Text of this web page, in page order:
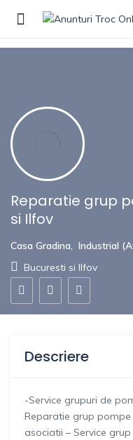
Show Sidebar
Reparatie grup
si Ilfov
Casa Gradina Industrial
Bucuresti si Ilfov
Descriere
-Service grupuri de
Reparatie grup
asociatii – Service